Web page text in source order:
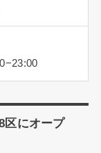
区にオープ